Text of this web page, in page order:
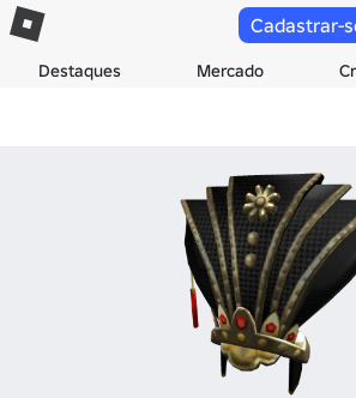
Destaques Mercado
Cadastrar-